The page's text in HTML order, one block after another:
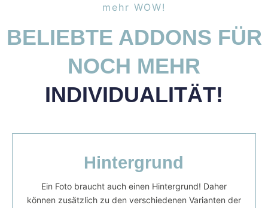
mehr WOW!
BELIEBTE ADDONS FÜR
NOCH MEHR
INDIVIDUALITÄT!
Hintergrund
Ein Foto braucht auch einen Hintergrund! Daher
können zusätzlich zu den verschiedenen Varianten der